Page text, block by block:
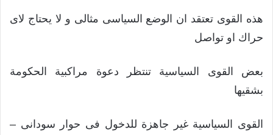
هذه القوى تعتقد ان الوضع السياسى مثالى و لا يحتاج لاى
حراك او تواصل
بعض القوى السياسية تنتظر دعوة مراكبية الحكومة
بشقيها
القوى السياسية غير جاهزة للدخول فى حوار سودانى –